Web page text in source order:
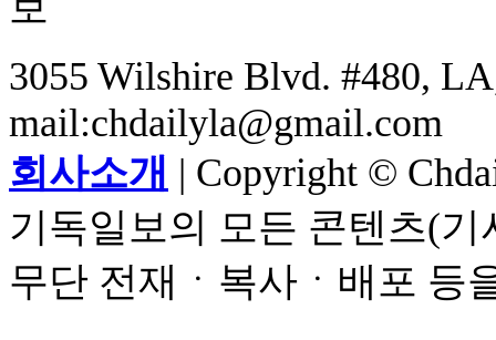
3055 Wilshire Blvd. #480,
mail:chdailyla@gmail.com
회사소개 | Copyright ©
기독일보의 모든 콘텐츠(
무단 전재ㆍ복사ㆍ배포 등